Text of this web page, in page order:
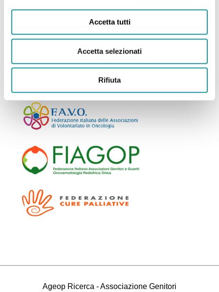
Accetta tutti
Accetta selezionati
Rifiuta
Tel. 0039 051 399621
Fax.0039 051 309650
Associazione Federata
Ageop Ricerca - Associazione Genitori